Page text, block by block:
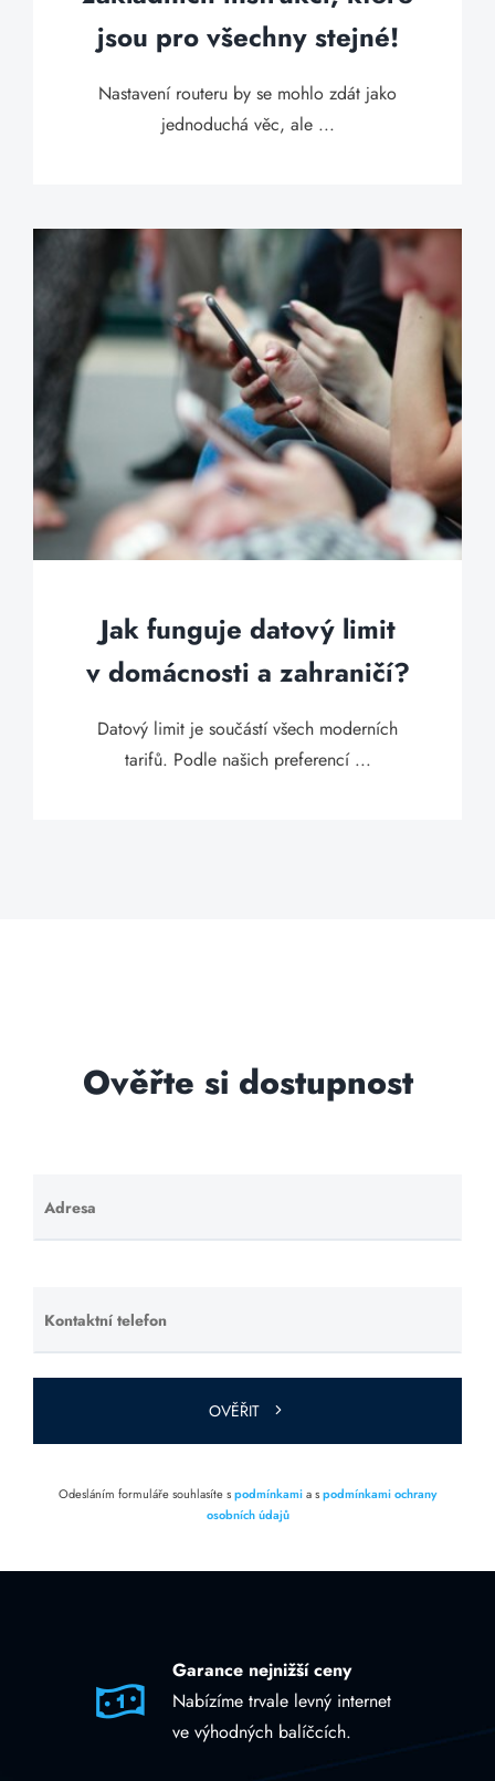
jsou pro všechny stejné!
Nastavení routeru by se mohlo zdát jako
jednoduchá věc, ale ...
Jak funguje datový limit
v domácnosti a zahraničí?
Datový limit je součástí všech moderních
tarifů. Podle našich preferencí ...
Ověřte si dostupnost
Adresa
Ponechte
toto pole
Kontaktní telefon
Ponechte
toto pole
prázdné.
OVĚŘIT
Odesláním formuláře souhlasíte spodmínkamia spodmínkami ochrany
osobních údajů
Garance nejnižší ceny
Nabízíme trvale levný internet
ve výhodných balíčcích.